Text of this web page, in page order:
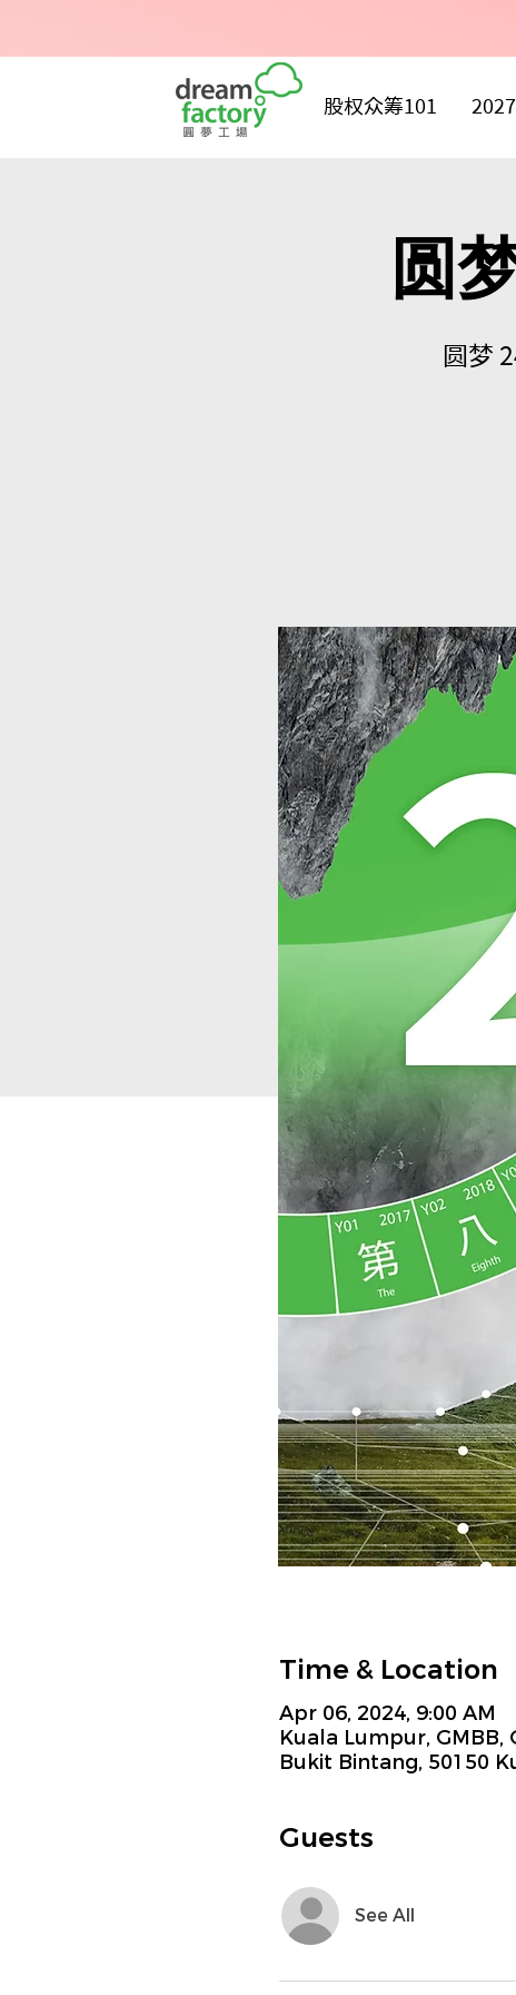
股权众筹101
圆
圆梦
Time & Location
Apr 06, 2024, 9:00 AM
Kuala Lumpur, GMBB,
Bukit Bintang, 50150
Guests
See All